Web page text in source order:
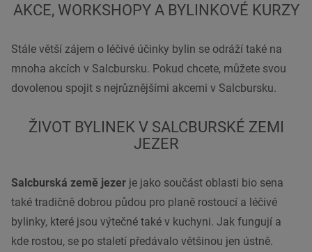
AKCE, WORKSHOPY A BYLINKOVÉ KURZY
Stále větší zájem o léčivé účinky bylin se odráží také na
mnoha akcích v Salcbursku. Pokud chcete, můžete svou
dovolenou spojit s nejrůznějšími akcemi v Salcbursku.
ŽIVOT BYLINEK V SALCBURSKÉ ZEMI
JEZER
Salcburská země jezer je jako součást oblasti bio sena
také tradičně dobrou půdou pro planě rostoucí a léčivé
bylinky, které jsou výtečné také v kuchyni. Jak fungují a
kde rostou, se po staletí předávalo většinou jen ústně.